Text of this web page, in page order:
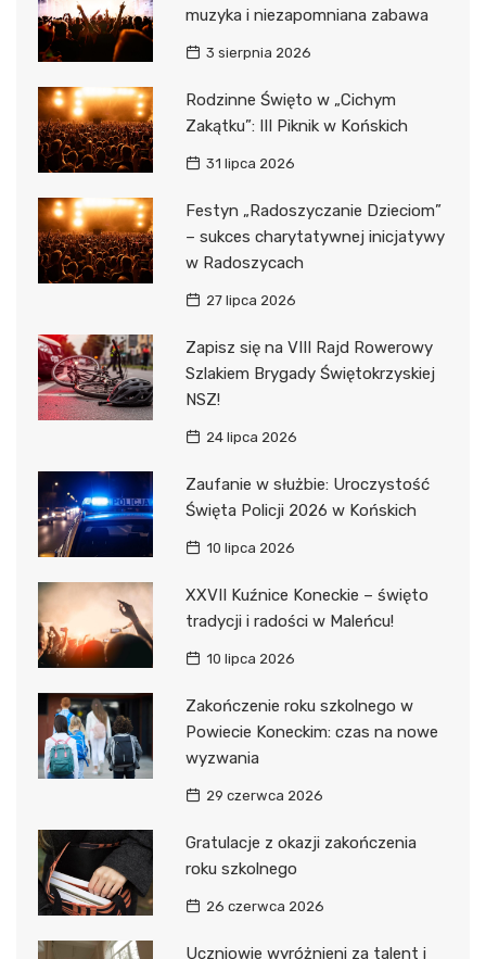
muzyka i niezapomniana zabawa
3 sierpnia 2026
Rodzinne Święto w „Cichym
Zakątku”: III Piknik w Końskich
31 lipca 2026
Festyn „Radoszyczanie Dzieciom”
– sukces charytatywnej inicjatywy
w Radoszycach
27 lipca 2026
Zapisz się na VIII Rajd Rowerowy
Szlakiem Brygady Świętokrzyskiej
NSZ!
24 lipca 2026
Zaufanie w służbie: Uroczystość
Święta Policji 2026 w Końskich
10 lipca 2026
XXVII Kuźnice Koneckie – święto
tradycji i radości w Maleńcu!
10 lipca 2026
Zakończenie roku szkolnego w
Powiecie Koneckim: czas na nowe
wyzwania
29 czerwca 2026
Gratulacje z okazji zakończenia
roku szkolnego
26 czerwca 2026
Uczniowie wyróżnieni za talent i